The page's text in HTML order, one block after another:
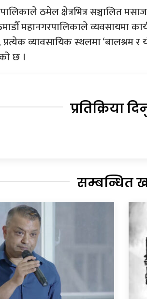
ठमेल क्षेत्रभित्र सञ्चालित
महानगरपालिकाले व्यवसायमा
प्रत्येक व्यावसायिक स्थलमा
छ ।
प्रतिक्रिया
सम्बन्धित